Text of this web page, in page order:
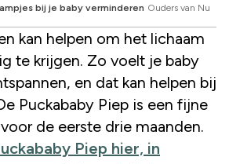
bij je baby verminderen Ouders van Nu
kan helpen om het lichaam
te krijgen. Zo voelt je baby
en dat kan helpen bij
Puckababy Piep is een fijne
de eerste drie maanden.
Piep hier, in